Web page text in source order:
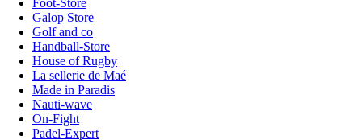
Galop Store
Golf and co
Handball-Store
House of Rugby
La sellerie de Maé
Made in Paradis
Nauti-wave
On-Fight
Padel-Expert